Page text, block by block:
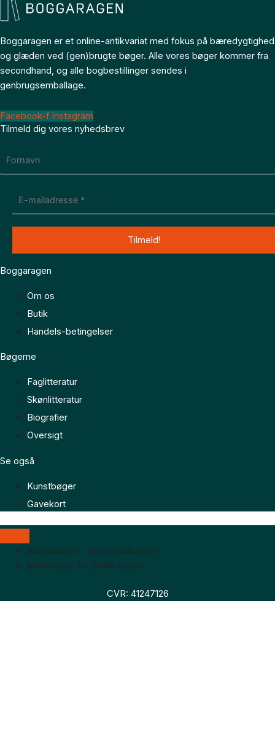
Boggaragen er et online-antikvariat med fokus på bæredygtighed
og glæden ved (gen)brugte bøger. Alle vores bøger kommer fra
secondhand, og alle bogbestillinger sendes i
genbrugsemballage.
Facebook-f Instagram
Tilmeld dig vores nyhedsbrev
Boggaragen
Om os
Butik
Handels-betingelser
Bøgerne
Faglitteratur
Skønlitteratur
Biografier
Oversigt
Se også
Kunstbøger
Gavekort
Boggaragen – online antikvariat
Marktoften 7H, 8464 Galten
CVR: 41247126